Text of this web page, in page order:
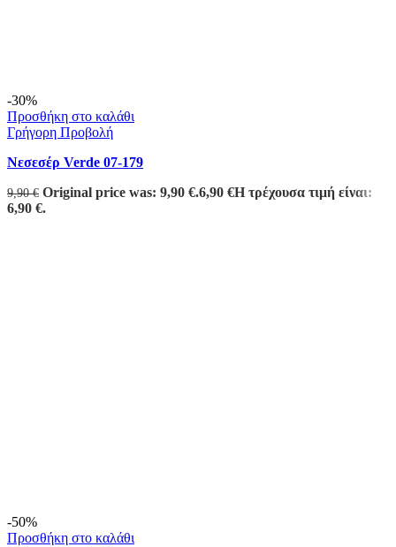
-30%
Προσθήκη στο καλάθι
Γρήγορη Προβολή
Νεσεσέρ Verde 07-179
9,90€ Original price was: 9,90 €.6,90 €Η τρέχουσα τιμή είναι:
6,90 €.
-50%
Προσθήκη στο καλάθι